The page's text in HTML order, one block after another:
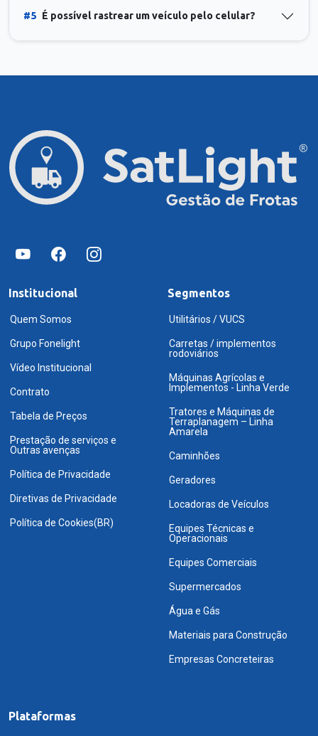
#5 É possível rastrear um veículo pelo celular?
Institucional
Quem Somos
Grupo Fonelight
Vídeo Institucional
Contrato
Tabela de Preços
Prestação de serviços e
Outras avenças
Política de Privacidade
Diretivas de Privacidade
Política de Cookies(BR)
Segmentos
Utilitários / VUCS
Carretas / implementos
rodoviários
Máquinas Agrícolas e
Implementos - Linha Verde
Tratores e Máquinas de
Terraplanagem – Linha
Amarela
Caminhões
Geradores
Locadoras de Veículos
Equipes Técnicas e
Operacionais
Equipes Comerciais
Supermercados
Água e Gás
Materiais para Construção
Empresas Concreteiras
Plataformas